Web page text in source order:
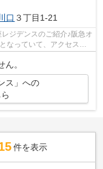
川口 ３丁目1-21
ジデンスのご紹介♪阪急オ
なっていて、アクセスが
。
ス」への
件を表示